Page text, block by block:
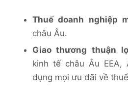
Thuế doanh nghiệp
châu Âu.
Giao thương thuận
kinh tế châu Âu EEA,
dụng mọi ưu đãi về